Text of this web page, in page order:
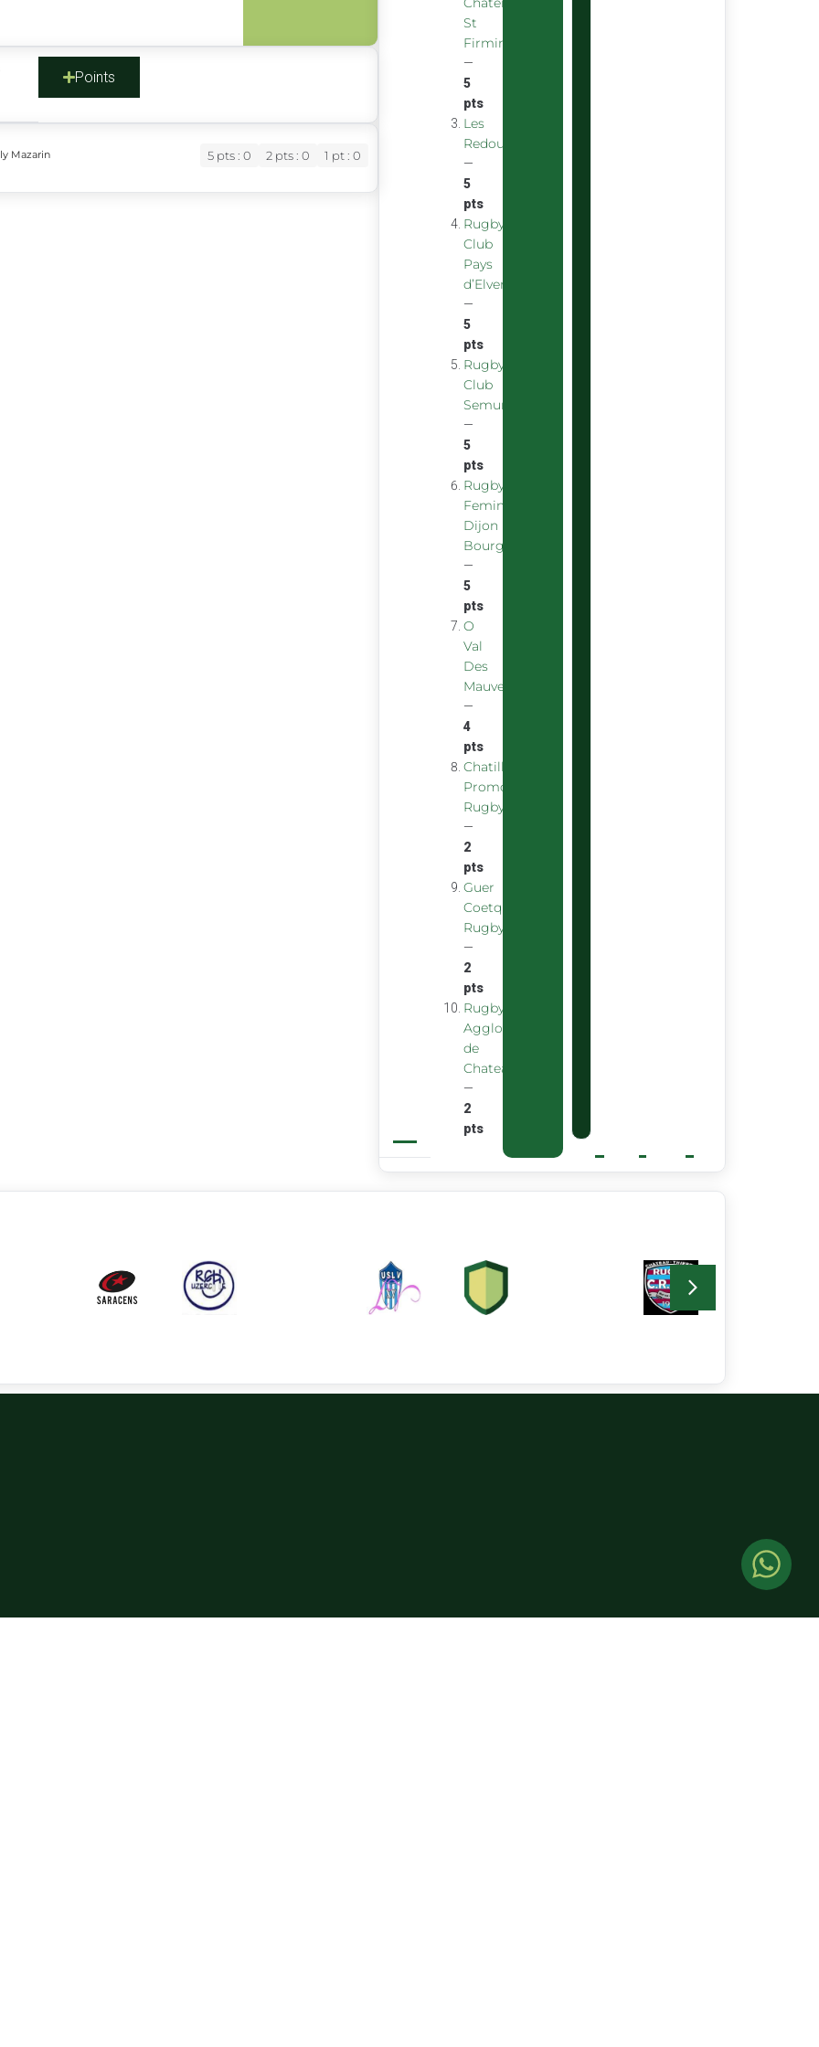
Points
5 pts : 0 2 pts : 0 1 pt : 0
Mazarin
St
Firmin
—
5
pts
Les
Redoubstables
—
5
pts
Rugby
Club
Pays
d’Elven
—
5
pts
Rugby
Club
Semurois
—
5
pts
Rugby
Feminin
Dijon
Bourgogne
—
5
pts
O
Val
Des
Mauves
—
4
pts
Chatillon
Promotion
Rugby
—
2
pts
Guer
Coetquidan
Rugby
—
2
pts
Rugby
Agglomeration
de
Chateaubourg
—
2
pts